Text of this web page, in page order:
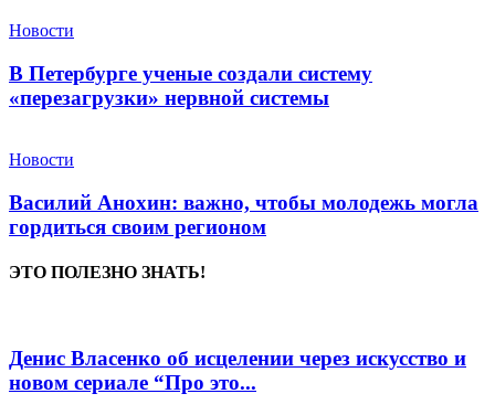
Новости
В Петербурге ученые создали систему
«перезагрузки» нервной системы
Новости
Василий Анохин: важно, чтобы молодежь могла
гордиться своим регионом
ЭТО ПОЛЕЗНО ЗНАТЬ!
Денис Власенко об исцелении через искусство и
новом сериале “Про это...